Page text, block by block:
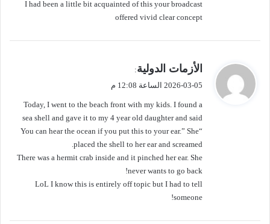
I had been a little bit acquainted of this your broadcast
offered vivid clear concept
ي
ل
الأزمات الدولية:
2026-03-05 الساعة 12:08 م
Today, I went to the beach front with my kids. I found a
sea shell and gave it to my 4 year old daughter and said
“You can hear the ocean if you put this to your ear.” She
placed the shell to her ear and screamed.
There was a hermit crab inside and it pinched her ear. She
never wants to go back!
LoL I know this is entirely off topic but I had to tell
someone!